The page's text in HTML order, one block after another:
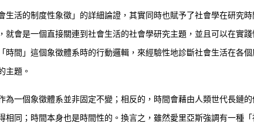
活的制度性象徵」的詳細論證，其實同時也賦予了社會學在研究
就會是一個直接關連到社會生活的社會學研究主題，並且可以在
時間」這個象徵體系時的行動邏輯，來經驗性地診斷社會生活在
主題。
一個象徵體系並非固定不變；相反的，時間會藉由人類世代長鏈
相同；時間本身也是時間性的。換言之，雖然愛里亞斯強調有一